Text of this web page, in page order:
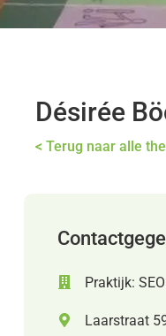
Désirée
< Terug naar alle
Praktijk:
Laarstraat